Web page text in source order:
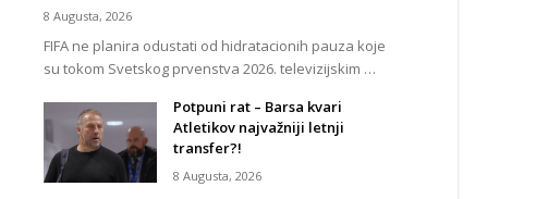
8 Augusta, 2026
FIFA ne planira odustati od hidratacionih pauza koje
su tokom Svetskog prvenstva 2026. televizijskim …
Potpuni rat – Barsa kvari
Atletikov najvažniji letnji
transfer?!
8 Augusta, 2026